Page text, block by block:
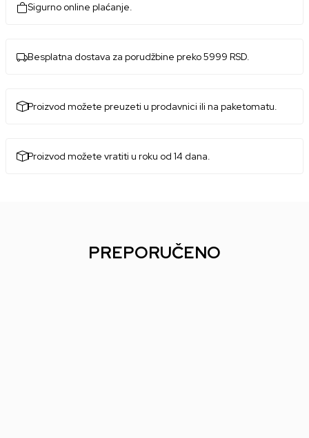
Sigurno online plaćanje.
Besplatna dostava za porudžbine preko 5999 RSD.
Proizvod možete preuzeti u prodavnici ili na paketomatu.
Proizvod možete vratiti u roku od 14 dana.
PREPORUČENO